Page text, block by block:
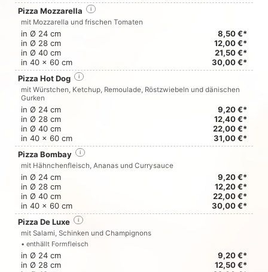
Pizza Mozzarella
i
mit Mozzarella und frischen Tomaten
in Ø 24 cm
8,50 €*
in Ø 28 cm
12,00 €*
in Ø 40 cm
21,50 €*
in 40 x 60 cm
30,00 €*
Pizza Hot Dog
i
mit Würstchen, Ketchup, Remoulade, Röstzwiebeln und dänischen
Gurken
in Ø 24 cm
9,20 €*
in Ø 28 cm
12,40 €*
in Ø 40 cm
22,00 €*
in 40 x 60 cm
31,00 €*
Pizza Bombay
i
mit Hähnchenfleisch, Ananas und Currysauce
in Ø 24 cm
9,20 €*
in Ø 28 cm
12,20 €*
in Ø 40 cm
22,00 €*
in 40 x 60 cm
30,00 €*
Pizza De Luxe
i
mit Salami, Schinken und Champignons
• enthällt Formfleisch
in Ø 24 cm
9,20 €*
in Ø 28 cm
12,50 €*